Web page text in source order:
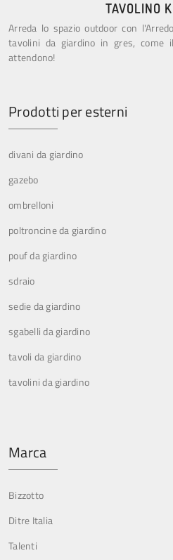
TAVOLINO
Arreda lo spazio outdoor con
tavolini da giardino in gres, come
attendono!
Prodotti per esterni
divani da giardino
gazebo
ombrelloni
poltroncine da giardino
pouf da giardino
sdraio
sedie da giardino
sgabelli da giardino
tavoli da giardino
tavolini da giardino
Marca
Bizzotto
Ditre Italia
Talenti